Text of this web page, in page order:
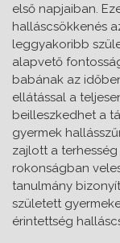
első napjaiban.
halláscsökkenés
leggyakoribb
alapvető
babának az
ellátással a
beilleszkedhet a
gyermek
zajlott a
rokonságban
tanulmány
született
érintettség